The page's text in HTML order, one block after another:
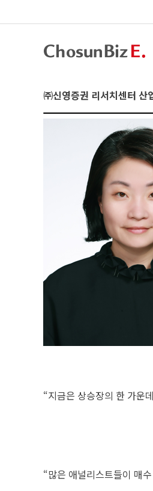
㈜신영증권 리서치센터 산
“지금은 상승장의 한 가운
“많은 애널리스트들이 매